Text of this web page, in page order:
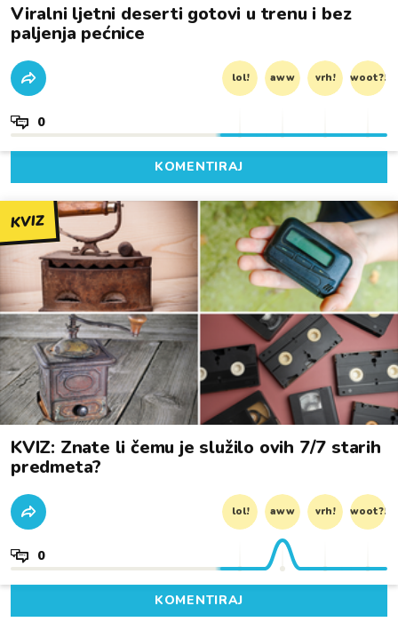
Viralni ljetni deserti gotovi u trenu i bez
paljenja pećnice
lol! aww vrh! woot?!
0
KOMENTIRAJ
KVIZ
KVIZ: Znate li čemu je služilo ovih 7/7 starih
predmeta?
lol! aww vrh! woot?!
0
KOMENTIRAJ